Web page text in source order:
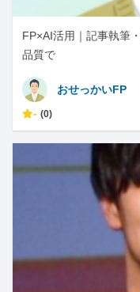
FP×AI活用｜記事執筆
品質で
おせっかいFP
- (0)